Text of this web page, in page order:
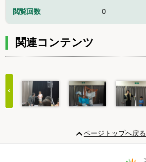
閲覧回数 0
関連コンテンツ
20
ページトップへ戻る